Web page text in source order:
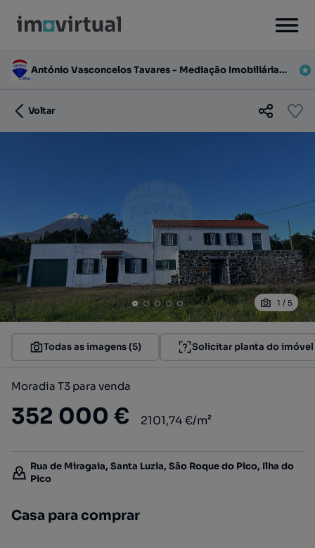
António Vasconcelos Tavares - Mediação Imobiliária, Lda.
Voltar
1 / 5
Todas as imagens (5) Solicitar planta do imóvel
Moradia T3 para venda
352 000 € 2101,74 €/m²
Rua de Miragaia, Santa Luzia, São Roque do Pico, Ilha do
Pico
Casa para comprar